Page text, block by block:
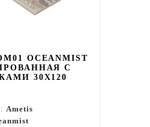
OCEANMIST
С
30X120
Ametis